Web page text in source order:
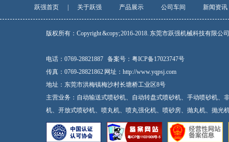
跃强首页 关于跃强 产品展示 公司车间 新闻资讯
版权所有：Copyright &copy; 2016-2018. 东莞市跃强机械科技有限公
电话：0769-28821887 备案号： 粤ICP备17023747号
传真：0769-28821862 网址：http://www.yqpsj.com
地址：东莞市洪梅镇梅沙村长塘桥工业区8号
主营业务：自动输送式喷砂机、自动转盘式喷砂机、手动喷砂机
机、开放式喷砂机、喷丸机、喷丸强化机、喷砂房、抛丸机、抛光